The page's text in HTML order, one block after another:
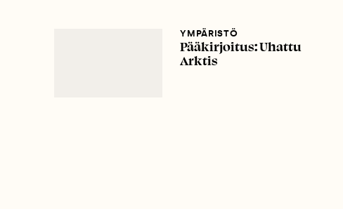
YMPÄRISTÖ
Pääkirjoitus: Uhattu
Arktis